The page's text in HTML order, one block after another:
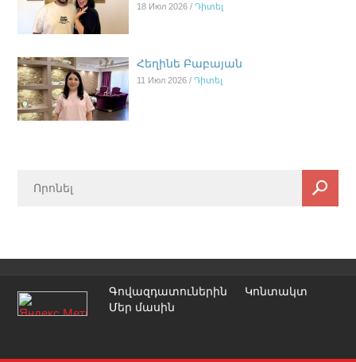
18 Июл 2026 /Դիտել
Հեղինե Բաբայան
11 Июл 2026 /Դիտել
Գովազդատուներին
Կոնտակտ
Մեր մասին